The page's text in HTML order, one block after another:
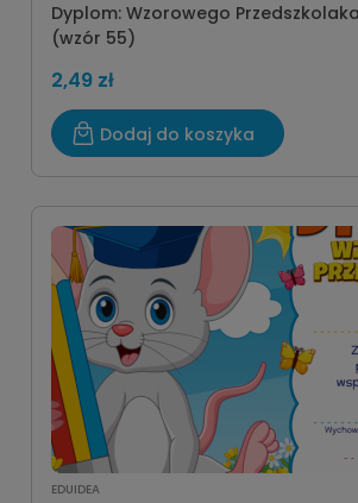
Dyplom: Wzorowego
(wzór 55)
2,49 zł
Dodaj do koszyka
EDUIDEA